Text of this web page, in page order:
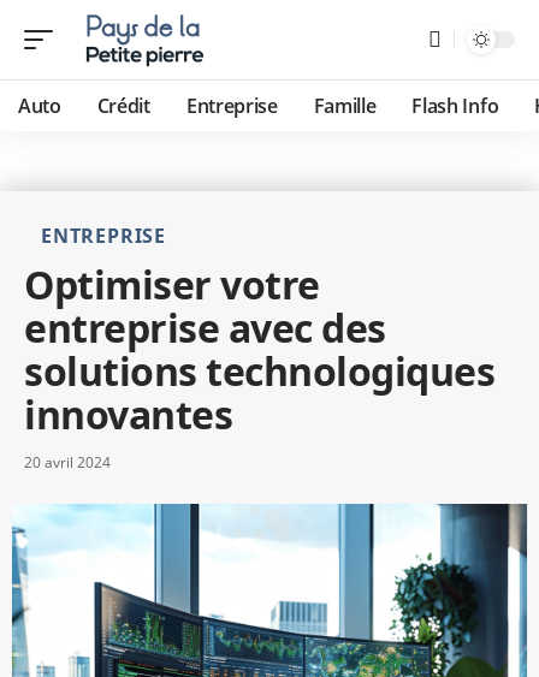
Auto Crédit Entreprise Famille Flash Info
ENTREPRISE
Optimiser votre
entreprise avec des
solutions technologiques
innovantes
20 avril 2024